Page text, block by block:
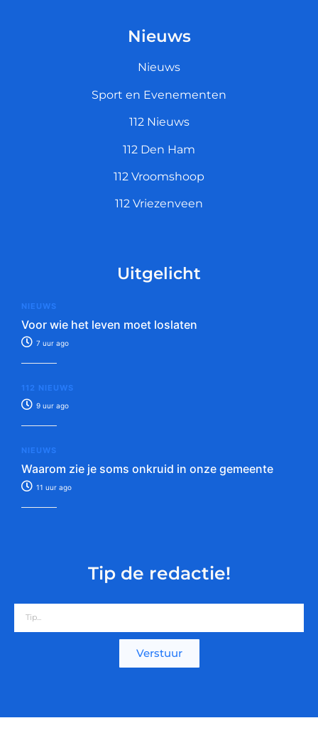
Nieuws
Nieuws
Sport en Evenementen
112 Nieuws
112 Den Ham
112 Vroomshoop
112 Vriezenveen
Uitgelicht
NIEUWS
Voor wie het leven moet loslaten
7 uur ago
112 NIEUWS
9 uur ago
NIEUWS
Waarom zie je soms onkruid in onze gemeente
11 uur ago
Tip de redactie!
Verstuur